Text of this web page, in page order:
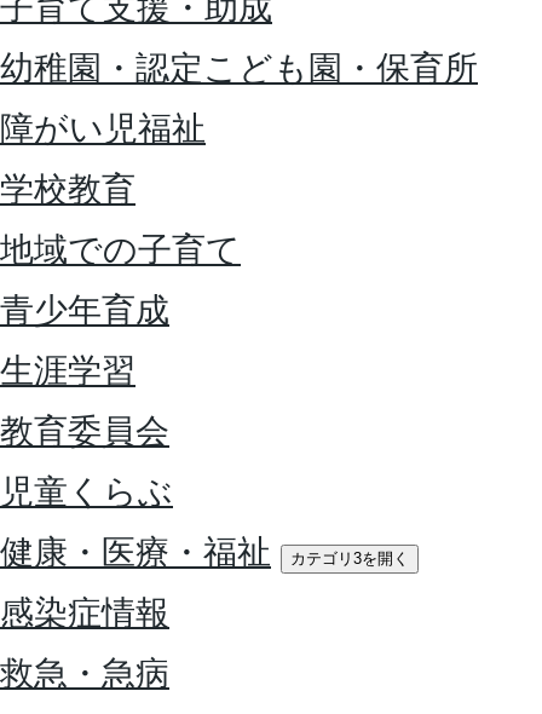
子育て支援・助成
幼稚園・認定こども園・保育所
障がい児福祉
学校教育
地域での子育て
青少年育成
生涯学習
教育委員会
児童くらぶ
健康・医療・福祉
カテゴリ3を開く
感染症情報
救急・急病